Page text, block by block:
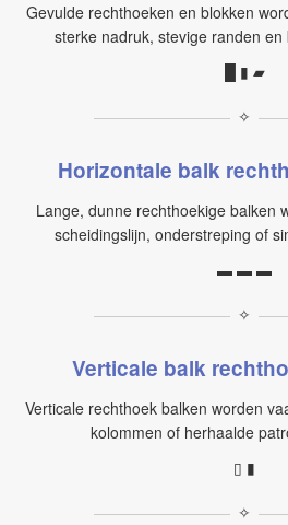
Gevulde rechthoeken en blokken
sterke nadruk, stevige randen en
█ ▮ ▰
✧
Horizontale balk
Lange, dunne rechthoekige balken
scheidingslijn, onderstreping of
▬ ▬ ▬
✧
Verticale balk
Verticale rechthoek balken worden
kolommen of herhaalde
▯ ▮
✧